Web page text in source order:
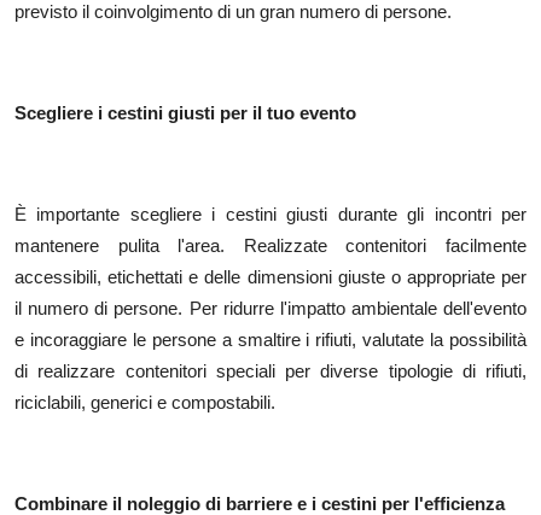
previsto il coinvolgimento di un gran numero di persone.
Scegliere i cestini giusti per il tuo evento
È importante scegliere i cestini giusti durante gli incontri per
mantenere pulita l'area. Realizzate contenitori facilmente
accessibili, etichettati e delle dimensioni giuste o appropriate per
il numero di persone. Per ridurre l'impatto ambientale dell'evento
e incoraggiare le persone a smaltire i rifiuti, valutate la possibilità
di realizzare contenitori speciali per diverse tipologie di rifiuti,
riciclabili, generici e compostabili.
Combinare il noleggio di barriere e i cestini per l'efficienza